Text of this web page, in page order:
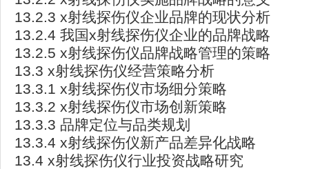
13.2.3 x射线探伤仪企业品牌的现状分析
13.2.4 我国x射线探伤仪企业的品牌战略
13.2.5 x射线探伤仪品牌战略管理的策略
13.3 x射线探伤仪经营策略分析
13.3.1 x射线探伤仪市场细分策略
13.3.2 x射线探伤仪市场创新策略
13.3.3 品牌定位与品类规划
13.3.4 x射线探伤仪新产品差异化战略
13.4 x射线探伤仪行业投资战略研究